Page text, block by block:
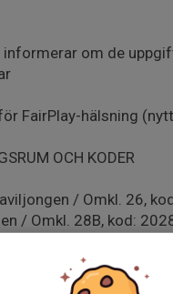
informerar om de
FairPlay-hälsning
OCH KODER
/ Omkl. 26,
/ Omkl. 28B, kod: